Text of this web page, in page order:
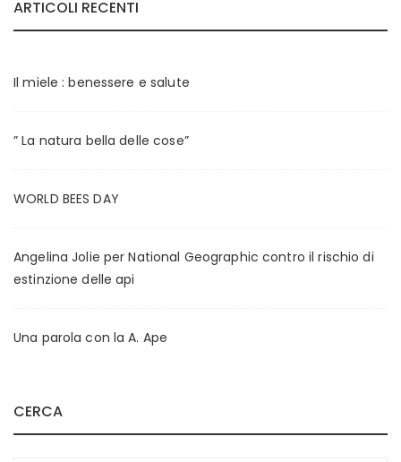
z
o
i
z
o
a
ARTICOLI RECENTI
Il miele : benessere e salute
” La natura bella delle cose”
WORLD BEES DAY
Angelina Jolie per National Geographic contro il rischio di
estinzione delle api
Una parola con la A. Ape
CERCA